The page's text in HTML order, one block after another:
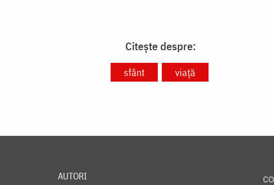
Citește despre:
sfânt viață
AUTORI